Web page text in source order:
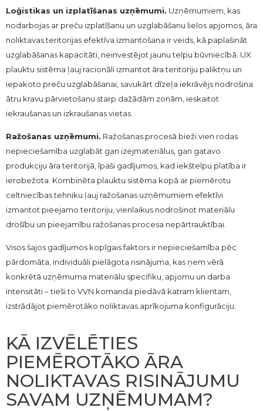
Loģistikas un izplatīšanas uzņēmumi. Uzņēmumiem, kas
nodarbojas ar preču izplatīšanu un uzglabāšanu lielos apjomos, āra
noliktavas teritorijas efektīva izmantošana ir veids, kā paplašināt
uzglabāšanas kapacitāti, neinvestējot jaunu telpu būvniecībā. UX
plauktu sistēma ļauj racionāli izmantot āra teritoriju paliktņu un
iepakoto preču uzglabāšanai, savukārt dīzeļa iekrāvējs nodrošina
ātru kravu pārvietošanu starp dažādām zonām, ieskaitot
iekraušanas un izkraušanas vietas.
Ražošanas uzņēmumi. Ražošanas procesā bieži vien rodas
nepieciešamība uzglabāt gan izejmateriālus, gan gatavo
produkciju āra teritorijā, īpaši gadījumos, kad iekštelpu platība ir
ierobežota. Kombinēta plauktu sistēma kopā ar piemērotu
celtniecības tehniku ļauj ražošanas uzņēmumiem efektīvi
izmantot pieejamo teritoriju, vienlaikus nodrošinot materiālu
drošību un pieejamību ražošanas procesa nepārtrauktībai.
Visos šajos gadījumos kopīgais faktors ir nepieciešamība pēc
pārdomāta, individuāli pielāgota risinājuma, kas ņem vērā
konkrētā uzņēmuma materiālu specifiku, apjomu un darba
intensitāti – tieši to VVN komanda piedāvā katram klientam,
izstrādājot piemērotāko noliktavas aprīkojuma konfigurāciju.
KĀ IZVĒLĒTIES
PIEMĒROTĀKO ĀRA
NOLIKTAVAS RISINĀJUMU
SAVAM UZŅĒMUMAM?